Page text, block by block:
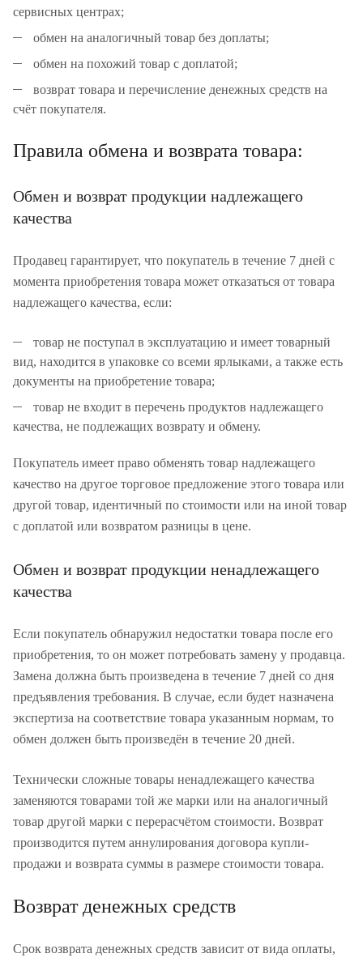
сервисных центрах;
обмен на аналогичный товар без доплаты;
обмен на похожий товар с доплатой;
возврат товара и перечисление денежных средств на
счёт покупателя.
Правила обмена и возврата товара:
Обмен и возврат продукции надлежащего
качества
Продавец гарантирует, что покупатель в течение 7 дней с
момента приобретения товара может отказаться от товара
надлежащего качества, если:
товар не поступал в эксплуатацию и имеет товарный
вид, находится в упаковке со всеми ярлыками, а также есть
документы на приобретение товара;
товар не входит в перечень продуктов надлежащего
качества, не подлежащих возврату и обмену.
Покупатель имеет право обменять товар надлежащего
качество на другое торговое предложение этого товара или
другой товар, идентичный по стоимости или на иной товар
с доплатой или возвратом разницы в цене.
Обмен и возврат продукции ненадлежащего
качества
Если покупатель обнаружил недостатки товара после его
приобретения, то он может потребовать замену у продавца.
Замена должна быть произведена в течение 7 дней со дня
предъявления требования. В случае, если будет назначена
экспертиза на соответствие товара указанным нормам, то
обмен должен быть произведён в течение 20 дней.
Технически сложные товары ненадлежащего качества
заменяются товарами той же марки или на аналогичный
товар другой марки с перерасчётом стоимости. Возврат
производится путем аннулирования договора купли-
продажи и возврата суммы в размере стоимости товара.
Возврат денежных средств
Срок возврата денежных средств зависит от вида оплаты,